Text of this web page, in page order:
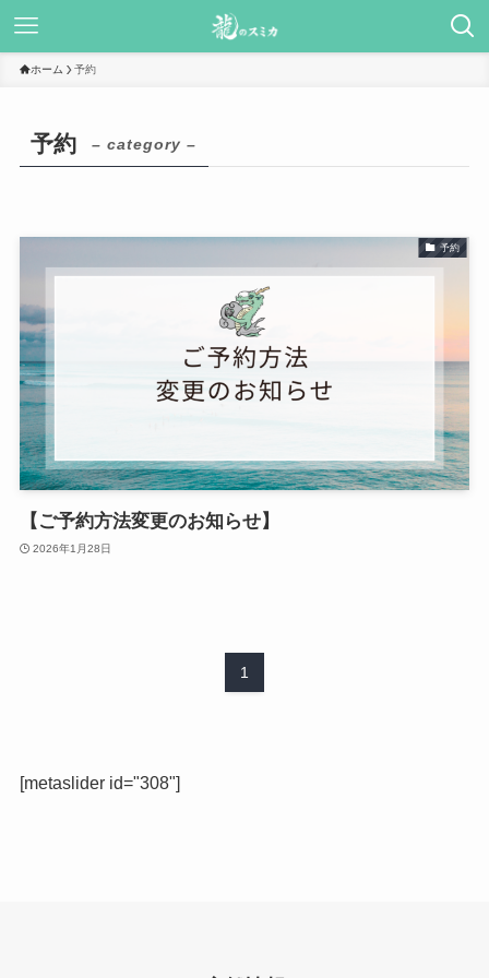
ホーム 予約
予約 – category –
予約
【ご予約方法変更のお知らせ】
2026年1月28日
1
[metaslider id="308"]